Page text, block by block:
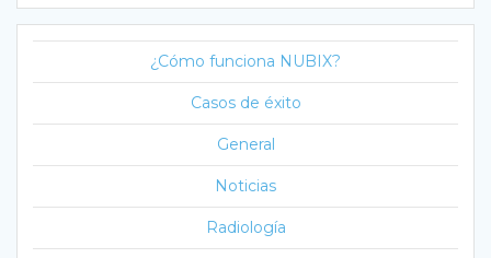
¿Cómo funciona NUBIX?
Casos de éxito
General
Noticias
Radiología